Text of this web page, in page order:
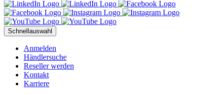
Schnellauswahl
Anmelden
Händlersuche
Reseller werden
Kontakt
Karriere